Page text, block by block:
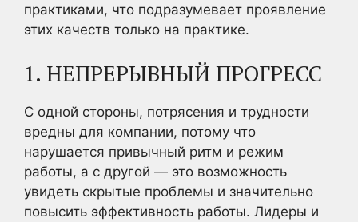
практиками, что подразумевает проявление
этих качеств только на практике.
1. НЕПРЕРЫВНЫЙ ПРОГРЕСС
С одной стороны, потрясения и трудности
вредны для компании, потому что
нарушается привычный ритм и режим
работы, а с другой — это возможность
увидеть скрытые проблемы и значительно
повысить эффективность работы. Лидеры и